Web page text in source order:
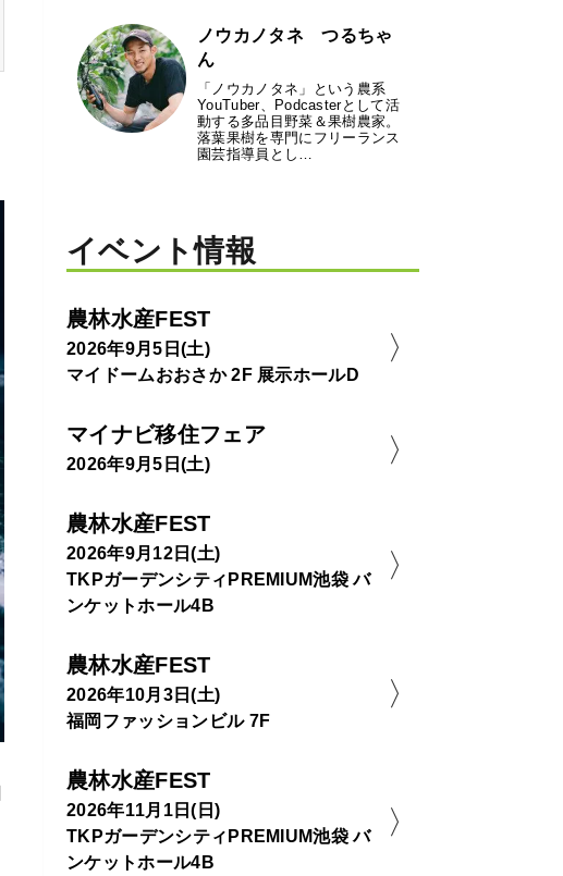
ノウカノタネ つるちゃ
ん
「ノウカノタネ」という農系
YouTuber、Podcasterとして活
動する多品目野菜＆果樹農家。
落葉果樹を専門にフリーランス
園芸指導員とし…
イベント情報
農林水産FEST
2026年9月5日(土)
マイドームおおさか 2F 展示ホールD
マイナビ移住フェア
2026年9月5日(土)
農林水産FEST
2026年9月12日(土)
TKPガーデンシティPREMIUM池袋 バ
ンケットホール4B
農林水産FEST
2026年10月3日(土)
福岡ファッションビル 7F
農林水産FEST
2026年11月1日(日)
TKPガーデンシティPREMIUM池袋 バ
ンケットホール4B